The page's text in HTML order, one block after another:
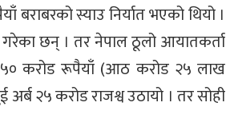
बराबरको स्याउ निर्यात भएको थियो ।
गरेका छन् । तर नेपाल ठूलो आयातकर्ता
५० करोड रूपैयाँ (आठ करोड २५ लाख
२५ करोड राजश्व उठायो । तर सोही